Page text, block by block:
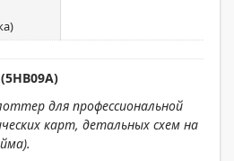
для профессиональной
карт, детальных схем на